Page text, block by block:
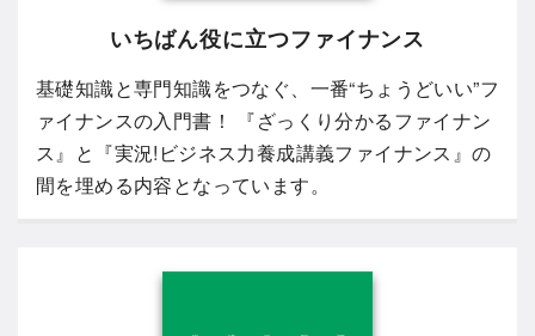
いちばん役に立つファイナンス
基礎知識と専門知識をつなぐ、一番“ちょうどいい”フ
ァイナンスの入門書！ 『ざっくり分かるファイナン
ス』と『実況!ビジネス力養成講義ファイナンス』の
間を埋める内容となっています。